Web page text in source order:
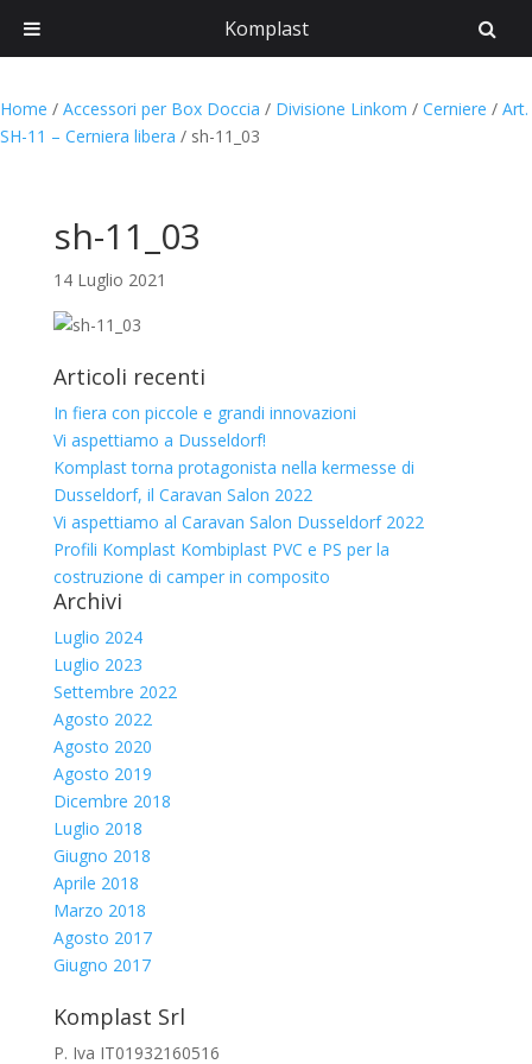
Home / Accessori per Box Doccia / Divisione Linkom / Cerniere / Art.
SH-11 – Cerniera libera / sh-11_03
sh-11_03
14 Luglio 2021
Articoli recenti
In fiera con piccole e grandi innovazioni
Vi aspettiamo a Dusseldorf!
Komplast torna protagonista nella kermesse di
Dusseldorf, il Caravan Salon 2022
Vi aspettiamo al Caravan Salon Dusseldorf 2022
Profili Komplast Kombiplast PVC e PS per la
costruzione di camper in composito
Archivi
Luglio 2024
Luglio 2023
Settembre 2022
Agosto 2022
Agosto 2020
Agosto 2019
Dicembre 2018
Luglio 2018
Giugno 2018
Aprile 2018
Marzo 2018
Agosto 2017
Giugno 2017
Komplast Srl
P. Iva IT01932160516
Komplast